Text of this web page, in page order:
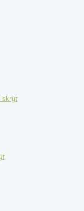
skrýt